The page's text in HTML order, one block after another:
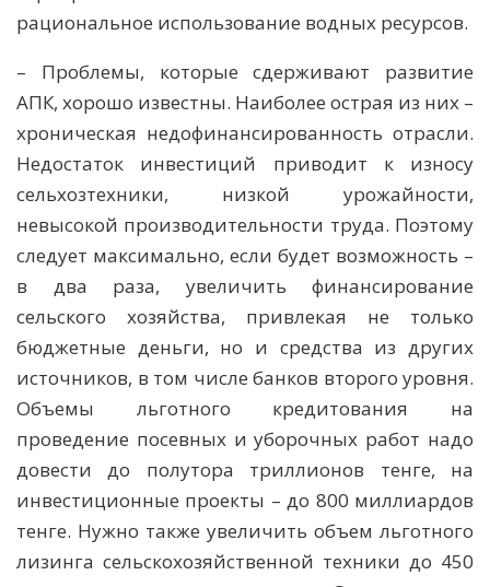
рациональное использование водных ресурсов.
– Проблемы, которые сдерживают развитие
АПК, хорошо известны. Наиболее острая из них –
хроническая недофинансированность отрасли.
Недостаток инвестиций приводит к износу
сельхозтехники, низкой урожайности,
невысокой производительности труда. Поэтому
следует максимально, если будет возможность –
в два раза, увеличить финансирование
сельского хозяйства, привлекая не только
бюджетные деньги, но и средства из других
источников, в том числе банков второго уровня.
Объемы льготного кредитования на
проведение посевных и уборочных работ надо
довести до полутора триллионов тенге, на
инвестиционные проекты – до 800 миллиардов
тенге. Нужно также увеличить объем льготного
лизинга сельскохозяйственной техники до 450